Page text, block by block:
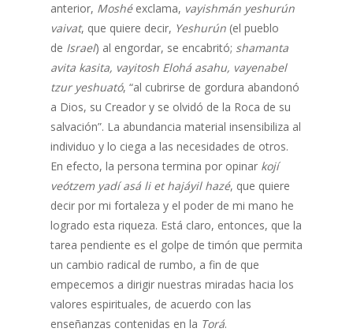
anterior, Moshéexclama, vayishmán yeshurún
vaivat, que quiere decir, Yeshurún (el pueblo
de Israel) al engordar, se encabritó; shamanta
avita kasita, vayitosh Elohá asahu, vayenabel
tzur yeshuató, “al cubrirse de gordura abandonó
a Dios, su Creador y se olvidó de la Roca de su
salvación”. La abundancia material insensibiliza al
individuo y lo ciega a las necesidades de otros.
En efecto, la persona termina por opinar kojí
veótzem yadí asá li et hajáyil hazé, que quiere
decir por mi fortaleza y el poder de mi mano he
logrado esta riqueza. Está claro, entonces, que la
tarea pendiente es el golpe de timón que permita
un cambio radical de rumbo, a fin de que
empecemos a dirigir nuestras miradas hacia los
valores espirituales, de acuerdo con las
enseñanzas contenidas en la Torá.